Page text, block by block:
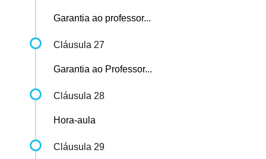
Garantia ao professor...
Cláusula 27
Garantia ao Professor...
Cláusula 28
Hora-aula
Cláusula 29